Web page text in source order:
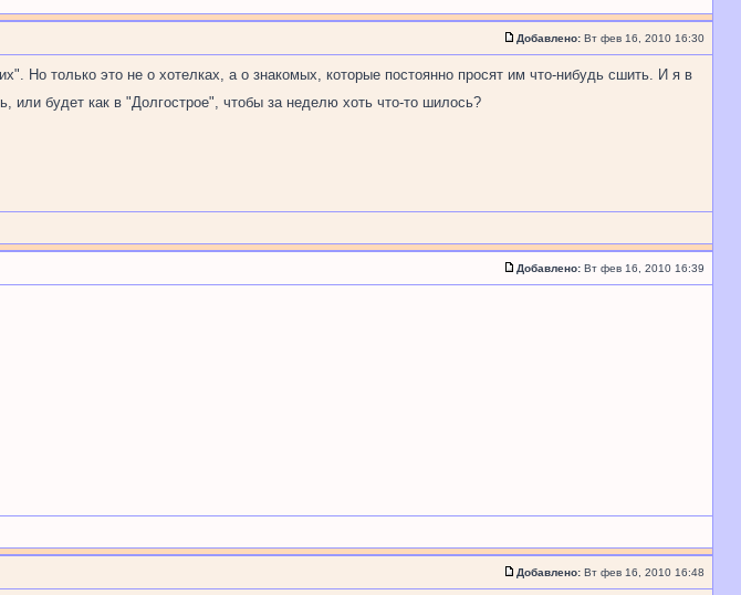
Добавлено: Вт фев 16, 2010 16:30
Но только это не о хотелках, а о знакомых, которые постоянно просят им что-нибудь сшить. И я в
или будет как в "Долгострое", чтобы за неделю хоть что-то шилось?
Добавлено: Вт фев 16, 2010 16:39
Добавлено: Вт фев 16, 2010 16:48